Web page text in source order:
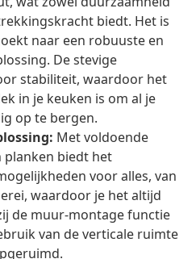
biedt. Het is
naar een robuuste en
De stevige
stabiliteit, waardoor het
in je keuken is om al je
op te bergen.
Met voldoende
biedt het
voor alles, van
waardoor je het altijd
de muur-montage functie
van de verticale ruimte